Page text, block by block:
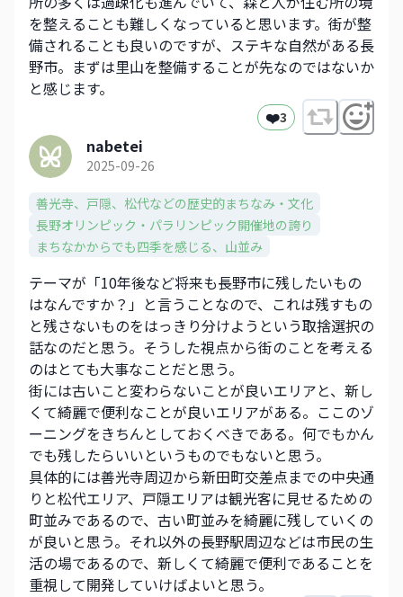
を整えることも難しくなっていると思います。街が整
備されることも良いのですが、ステキな自然がある長
野市。まずは里山を整備することが先なのではないか
と感じます。
❤️3
nabetei
2025-09-26
善光寺、戸隠、松代などの歴史的まちなみ・文化​
長野オリンピック・パラリンピック開催地の誇り
まちなかからでも四季を感じる、山並み​
テーマが「10年後など将来も長野市に残したいもの
はなんですか？」と言うことなので、これは残すもの
と残さないものをはっきり分けようという取捨選択の
話なのだと思う。そうした視点から街のことを考える
のはとても大事なことだと思う。
街には古いこと変わらないことが良いエリアと、新し
くて綺麗で便利なことが良いエリアがある。ここのゾ
ーニングをきちんとしておくべきである。何でもかん
でも残したらいいというものでもないと思う。
具体的には善光寺周辺から新田町交差点までの中央通
りと松代エリア、戸隠エリアは観光客に見せるための
町並みであるので、古い町並みを綺麗に残していくの
が良いと思う。それ以外の長野駅周辺などは市民の生
活の場であるので、新しくて綺麗で便利であることを
重視して開発していけばよいと思う。